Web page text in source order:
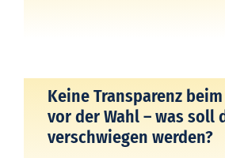
Keine Transparenz
vor der Wahl – was soll
verschwiegen werden?